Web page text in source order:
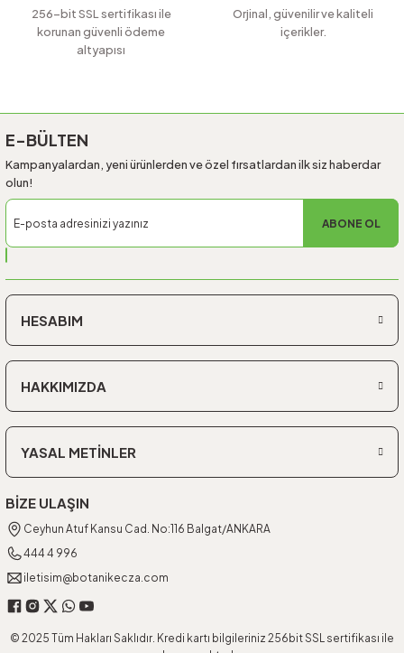
256-bit SSL sertifikası ile
korunan güvenli ödeme
altyapısı
Orjinal, güvenilir ve kaliteli
içerikler.
E-BÜLTEN
Kampanyalardan, yeni ürünlerden ve özel fırsatlardan ilk siz haberdar
olun!
ABONE OL
HESABIM
HAKKIMIZDA
YASAL METİNLER
BİZE ULAŞIN
Ceyhun Atuf Kansu Cad. No:116 Balgat/ANKARA
444 4 996
iletisim@botanikecza.com
© 2025 Tüm Hakları Saklıdır. Kredi kartı bilgileriniz 256bit SSL sertifikası ile